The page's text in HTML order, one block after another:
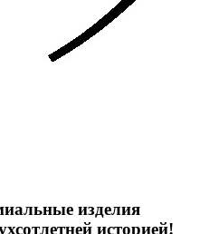
изделия
историей!